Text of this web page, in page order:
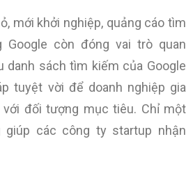
mới khởi nghiệp, quảng cáo tìm
Google còn đóng vai trò quan
danh sách tìm kiếm của Google
tuyệt vời để doanh nghiệp gia
đối tượng mục tiêu. Chỉ một
các công ty startup nhận